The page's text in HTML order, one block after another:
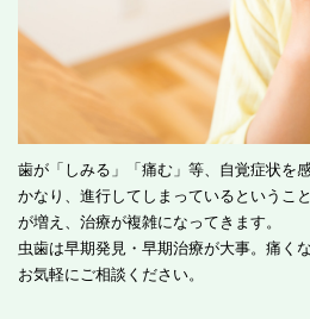
歯が「しみる」「痛む」等、自覚症状を
かなり、進行してしまっているというこ
が増え、治療が複雑になってきます。
虫歯は早期発見・早期治療が大事。痛く
お気軽にご相談ください。